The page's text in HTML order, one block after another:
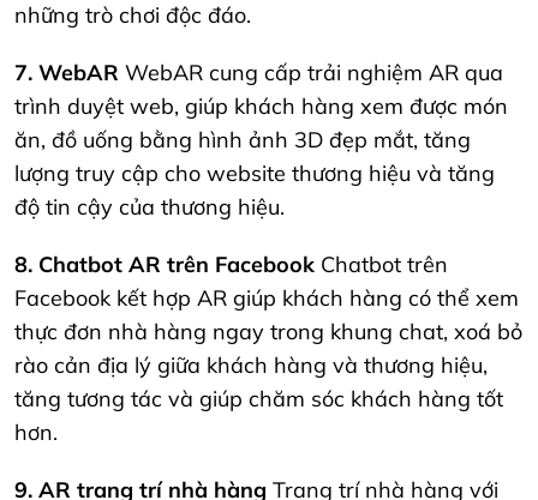
những trò chơi độc đáo.
7. WebAR WebAR cung cấp trải nghiệm AR qua
trình duyệt web, giúp khách hàng xem được món
ăn, đồ uống bằng hình ảnh 3D đẹp mắt, tăng
lượng truy cập cho website thương hiệu và tăng
độ tin cậy của thương hiệu.
8. Chatbot AR trên Facebook Chatbot trên
Facebook kết hợp AR giúp khách hàng có thể xem
thực đơn nhà hàng ngay trong khung chat, xoá bỏ
rào cản địa lý giữa khách hàng và thương hiệu,
tăng tương tác và giúp chăm sóc khách hàng tốt
hơn.
9. AR trang trí nhà hàng Trang trí nhà hàng với